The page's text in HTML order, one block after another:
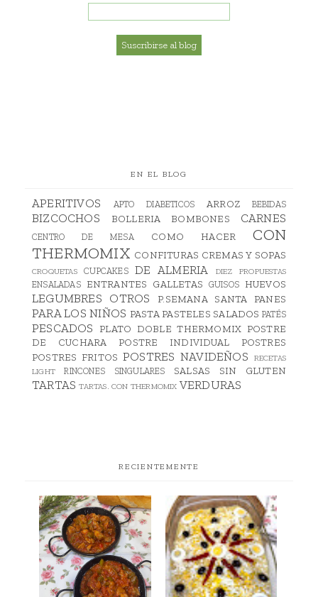
EN EL BLOG
APERITIVOS APTO DIABETICOS ARROZ BEBIDAS
BIZCOCHOS BOLLERIA BOMBONES CARNES
CENTRO DE MESA COMO HACER
CON
THERMOMIX CONFITURAS CREMAS Y SOPAS
CROQUETAS CUPCAKES DE ALMERIA DIEZ PROPUESTAS
ENSALADAS ENTRANTES GALLETAS GUISOS HUEVOS
LEGUMBRES OTROS P.SEMANA SANTA PANES
PARA LOS NIÑOS PASTA PASTELES SALADOS PATÉS
PESCADOS PLATO DOBLE THERMOMIX POSTRE
DE CUCHARA
POSTRE INDIVIDUAL
POSTRES
POSTRES FRITOS POSTRES NAVIDEÑOS
RECETAS
LIGHT
RINCONES SINGULARES SALSAS SIN GLUTEN
TARTAS TARTAS. CON THERMOMIX VERDURAS
RECIENTEMENTE